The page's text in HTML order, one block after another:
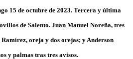
15 de octubre de 2023. Tercera y última
de Salento. Juan Manuel Noreña, tres
oreja y dos orejas; y Anderson
y palmas tras tres avisos.